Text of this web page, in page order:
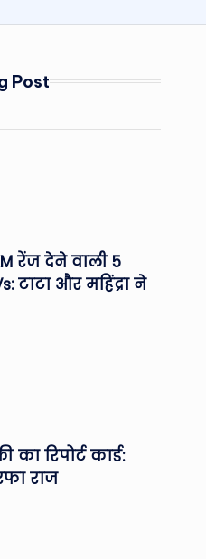
Post
रेंज देने वाली 5
टाटा और महिंद्रा ने
रिपोर्ट कार्ड:
राज